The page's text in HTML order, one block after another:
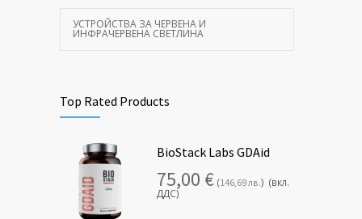
УСТРОЙСТВА ЗА ЧЕРВЕНА И
ИНФРАЧЕРВЕНА СВЕТЛИНА
Top Rated Products
BioStack Labs GDAid
75,00 € (146,69 лв.) (вкл.
ДДС)